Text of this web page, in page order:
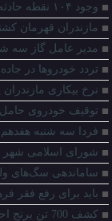
وجود ۱۰۴ نقطه حادثه‌خیز در جاده‌های مازندران
مازندران قهرمان
مدیر عامل گاز سه
تردد خودروها در
نرخ بیکاری
توقیف خودروی
فردا سه شنبه هفدهم فروردین ماه
شورای اسلامی شهر
ساماندهی سگ‌های
باید برای‌ رفع فقر
کشف 700 تن برنج احتکاری در محمودآباد